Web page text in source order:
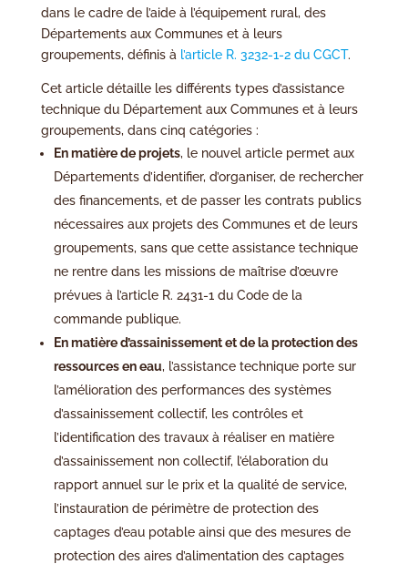
dans le cadre de l’aide à l’équipement rural, des
Départements aux Communes et à leurs
groupements, définis à l’article R. 3232-1-2 du CGCT.
Cet article détaille les différents types d’assistance
technique du Département aux Communes et à leurs
groupements, dans cinq catégories :
En matière de projets, le nouvel article permet aux
Départements d’identifier, d’organiser, de rechercher
des financements, et de passer les contrats publics
nécessaires aux projets des Communes et de leurs
groupements, sans que cette assistance technique
ne rentre dans les missions de maîtrise d’œuvre
prévues à l’article R. 2431-1 du Code de la
commande publique.
En matière d’assainissement et de la protection des
ressources en eau, l’assistance technique porte sur
l’amélioration des performances des systèmes
d’assainissement collectif, les contrôles et
l’identification des travaux à réaliser en matière
d’assainissement non collectif, l’élaboration du
rapport annuel sur le prix et la qualité de service,
l’instauration de périmètre de protection des
captages d’eau potable ainsi que des mesures de
protection des aires d’alimentation des captages